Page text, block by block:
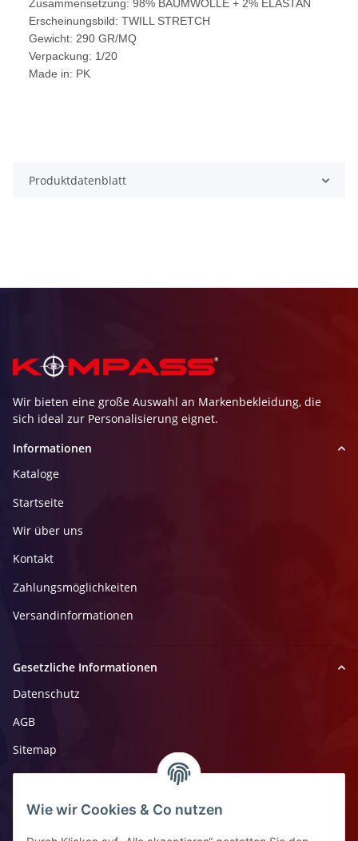
Wie wir Cookies & Co nutzen
Zusammensetzung: 98% BAUMWOLLE + 2% ELASTAN
Erscheinungsbild: TWILL STRETCH
Gewicht: 290 GR/MQ
Verpackung: 1/20
Made in: PK
Produktdatenblatt
Wir bieten eine große Auswahl an Markenbekleidung, die
sich ideal zur Personalisierung eignet.
Informationen
Kataloge
Startseite
Wir über uns
Kontakt
Zahlungsmöglichkeiten
Versandinformationen
Gesetzliche Informationen
Datenschutz
AGB
Sitemap
Impressum
Widerrufsrecht